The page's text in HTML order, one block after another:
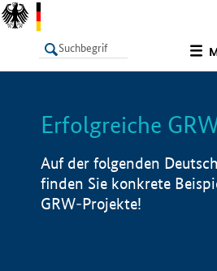
LISTE
Erfolgreiche
Auf der folgenden
finden Sie konkrete
GRW-Projekte!